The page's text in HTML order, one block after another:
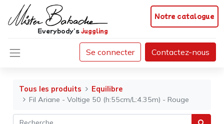
Notre catalogue
Everybody'sjuggling
Se connecter Contactez-nous
Tous les produits
Equilibre
Fil Ariane - Voltige 50 (h:55cm/L:4.35m) - Rouge